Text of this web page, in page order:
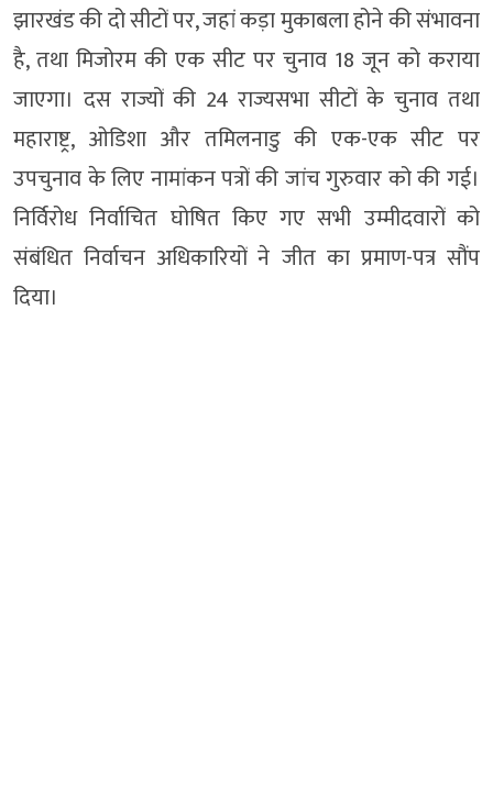
झारखंड की दो सीटों पर, जहां कड़ा मुकाबला होने की संभावना
है, तथा मिजोरम की एक सीट पर चुनाव 18 जून को कराया
जाएगा। दस राज्यों की 24 राज्यसभा सीटों के चुनाव तथा
महाराष्ट्र, ओडिशा और तमिलनाडु की एक-एक सीट पर
उपचुनाव के लिए नामांकन पत्रों की जांच गुरुवार को की गई।
निर्विरोध निर्वाचित घोषित किए गए सभी उम्मीदवारों को
संबंधित निर्वाचन अधिकारियों ने जीत का प्रमाण-पत्र सौंप
दिया।